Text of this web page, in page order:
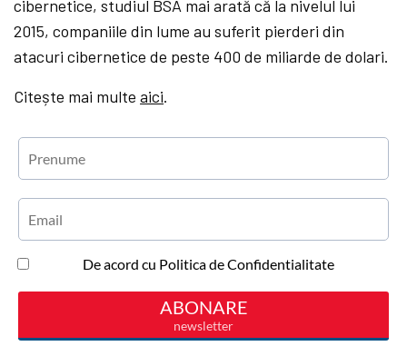
cibernetice, studiul BSA mai arată că la nivelul lui
2015, companiile din lume au suferit pierderi din
atacuri cibernetice de peste 400 de miliarde de dolari.
Citește mai multeaici.